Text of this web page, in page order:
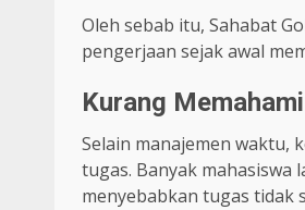
Oleh sebab itu, Sahabat
pengerjaan sejak awal
Kurang
Selain manajemen waktu,
tugas. Banyak mahasiswa
menyebabkan tugas tidak